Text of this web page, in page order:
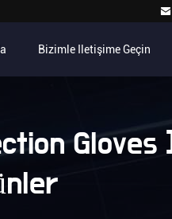
Bizimle Iletişime Geçin
Gloves ]